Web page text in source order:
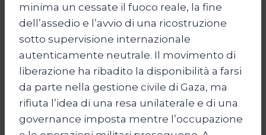
minima un cessate il fuoco reale, la fine
dell’assedio e l’avvio di una ricostruzione
sotto supervisione internazionale
autenticamente neutrale. Il movimento di
liberazione ha ribadito la disponibilità a farsi
da parte nella gestione civile di Gaza, ma
rifiuta l’idea di una resa unilaterale e di una
governance imposta mentre l’occupazione